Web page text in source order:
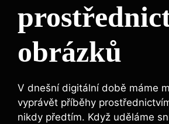
obrázků
V dnešní digitální době máme
vyprávět příběhy
nikdy předtím. Když uděláme